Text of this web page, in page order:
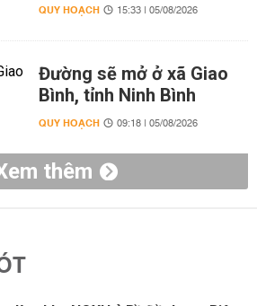
QUY HOẠCH 15:33 | 05/08/2026
Đường sẽ mở ở xã Giao
Bình, tỉnh Ninh Bình
QUY HOẠCH 09:18 | 05/08/2026
thêm